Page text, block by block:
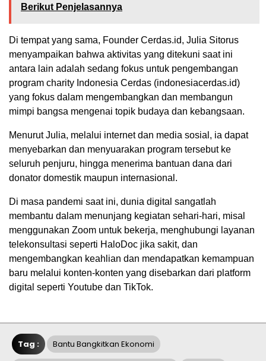
Berikut Penjelasannya
Di tempat yang sama, Founder Cerdas.id, Julia Sitorus
menyampaikan bahwa aktivitas yang ditekuni saat ini
antara lain adalah sedang fokus untuk pengembangan
program charity Indonesia Cerdas (indonesiacerdas.id)
yang fokus dalam mengembangkan dan membangun
mimpi bangsa mengenai topik budaya dan kebangsaan.
Menurut Julia, melalui internet dan media sosial, ia dapat
menyebarkan dan menyuarakan program tersebut ke
seluruh penjuru, hingga menerima bantuan dana dari
donator domestik maupun internasional.
Di masa pandemi saat ini, dunia digital sangatlah
membantu dalam menunjang kegiatan sehari-hari, misal
menggunakan Zoom untuk bekerja, menghubungi layanan
telekonsultasi seperti HaloDoc jika sakit, dan
mengembangkan keahlian dan mendapatkan kemampuan
baru melalui konten-konten yang disebarkan dari platform
digital seperti Youtube dan TikTok.
Tag : Bantu Bangkitkan Ekonomi